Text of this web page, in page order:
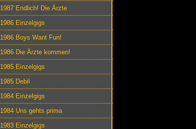
1987 Endlich! Die Ärzte
1986 Einzelgigs
1986 Boys Want Fun!
1986 Die Ärzte kommen!
1985 Einzelgigs
1985 Debil
1984 Einzelgigs
1984 Uns gehts prima
1983 Einzelgigs